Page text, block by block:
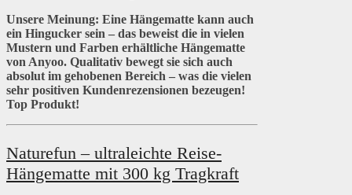
Unsere Meinung: Eine Hängematte kann auch
ein Hingucker sein – das beweist die in vielen
Mustern und Farben erhältliche Hängematte
von Anyoo. Qualitativ bewegt sie sich auch
absolut im gehobenen Bereich – was die vielen
sehr positiven Kundenrezensionen bezeugen!
Top Produkt!
Naturefun – ultraleichte Reise-
Hängematte mit 300 kg Tragkraft